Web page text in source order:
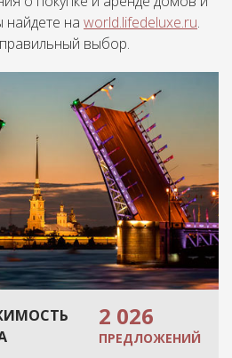
найдете на world.lifedeluxe.ru.
выбор.
2 026
ПРЕДЛОЖЕНИЙ